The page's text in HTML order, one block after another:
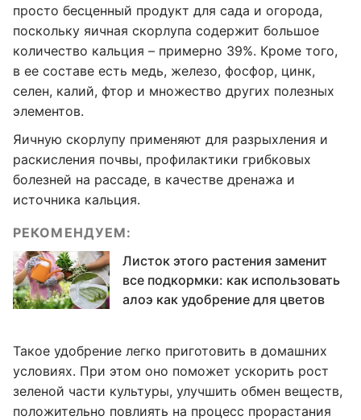
просто бесценный продукт для сада и огорода,
поскольку яичная скорлупа содержит большое
количество кальция – примерно 39%. Кроме того,
в ее составе есть медь, железо, фосфор, цинк,
селен, калий, фтор и множество других полезных
элементов.
Яичную скорлупу применяют для разрыхления и
раскисления почвы, профилактики грибковых
болезней на рассаде, в качестве дренажа и
источника кальция.
РЕКОМЕНДУЕМ:
Листок этого растения заменит
все подкормки: как использовать
алоэ как удобрение для цветов
Такое удобрение легко приготовить в домашних
условиях. При этом оно поможет ускорить рост
зеленой части культуры, улучшить обмен веществ,
положительно повлиять на процесс прорастания